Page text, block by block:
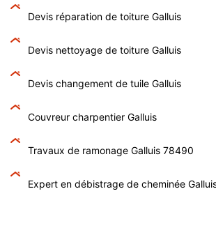
Devis réparation de toiture Galluis
Devis nettoyage de toiture Galluis
Devis changement de tuile Galluis
Couvreur charpentier Galluis
Travaux de ramonage Galluis 78490
Expert en débistrage de cheminée